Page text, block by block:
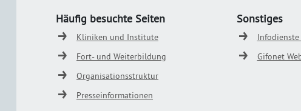
Häufig besuchte Seiten
Kliniken und Institute
Fort- und Weiterbildung
Organisationsstruktur
Presseinformationen
Sonstiges
Gifonet